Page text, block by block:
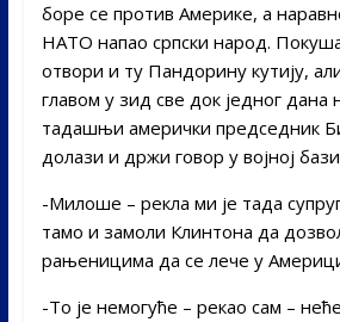
боре се против Америке, а
НАТО напао српски народ.
отвори и ту Пандорину кутију,
главом у зид све док једног дана
тадашњи амерички председник
долази и држи говор у војној
-Милоше – рекла ми је тада
тамо и замоли Клинтона да
рањеницима да се лече у
-То је немогуће – рекао сам –